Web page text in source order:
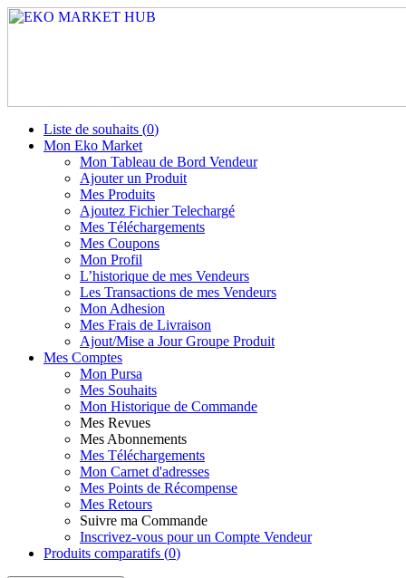
Liste de souhaits (0)
Mon Eko Market
Mon Tableau de Bord Vendeur
Ajouter un Produit
Mes Produits
Ajoutez Fichier Telechargé
Mes Téléchargements
Mes Coupons
Mon Profil
L’historique de mes Vendeurs
Les Transactions de mes Vendeurs
Mon Adhesion
Mes Frais de Livraison
Ajout/Mise a Jour Groupe Produit
Mes Comptes
Mon Pursa
Mes Souhaits
Mon Historique de Commande
Mes Revues
Mes Abonnements
Mes Téléchargements
Mon Carnet d'adresses
Mes Points de Récompense
Mes Retours
Suivre ma Commande
Inscrivez-vous pour un Compte Vendeur
Produits comparatifs (0)